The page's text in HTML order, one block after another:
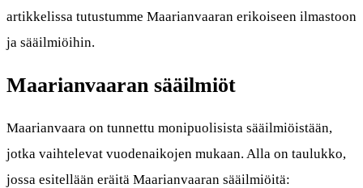
artikkelissa tutustumme Maarianvaaran erikoiseen ilmastoon
ja sääilmiöihin.
Maarianvaaran sääilmiöt
Maarianvaara on tunnettu monipuolisista sääilmiöistään,
jotka vaihtelevat vuodenaikojen mukaan. Alla on taulukko,
jossa esitellään eräitä Maarianvaaran sääilmiöitä: